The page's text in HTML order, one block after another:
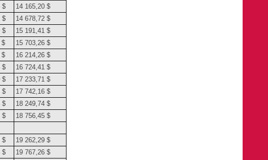
$
14 165,20 $
$
14 678,72 $
$
15 191,41 $
$
15 703,26 $
$
16 214,26 $
$
16 724,41 $
$
17 233,71 $
$
17 742,16 $
$
18 249,74 $
$
18 756,45 $
$
19 262,29 $
$
19 767,26 $